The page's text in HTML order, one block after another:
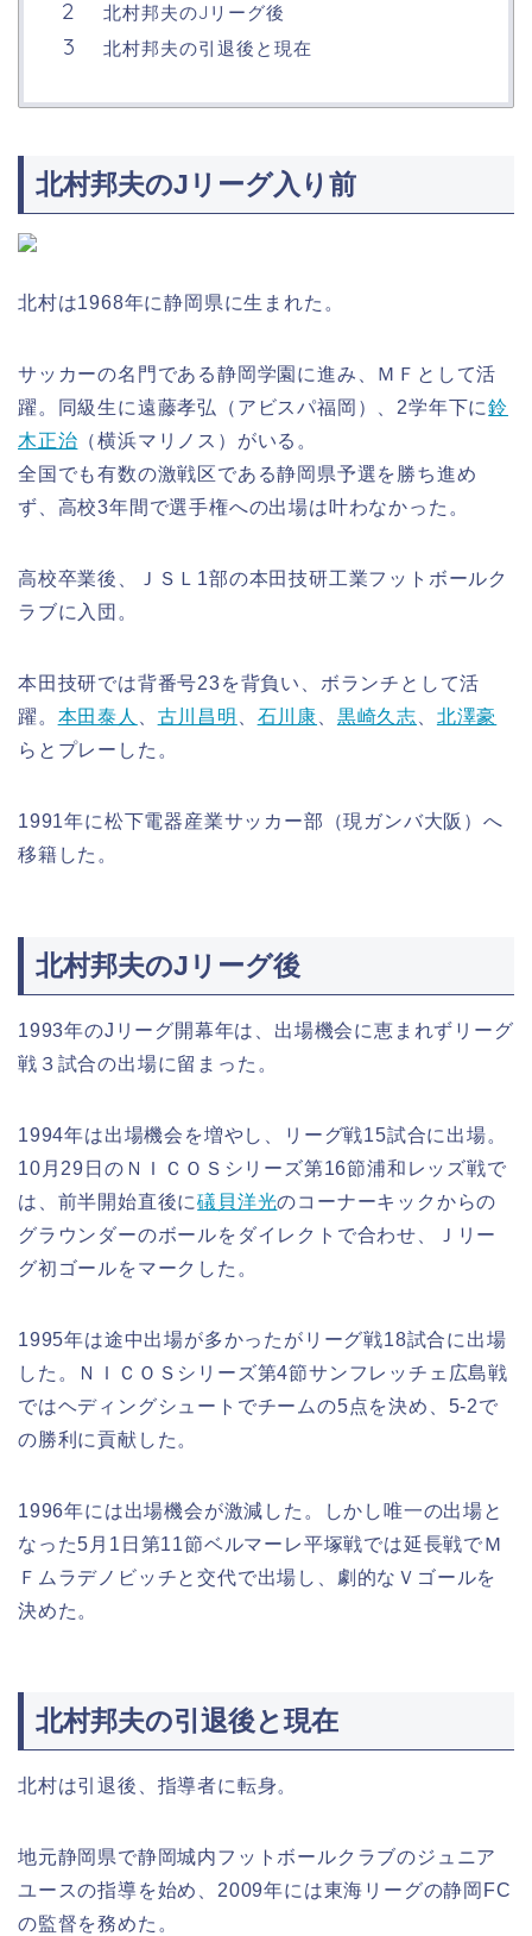
北村邦夫のJリーグ後
北村邦夫の引退後と現在
北村邦夫のJリーグ入り前
北村は1968年に静岡県に生まれた。
サッカーの名門である静岡学園に進み、ＭＦとして活
躍。同級生に遠藤孝弘（アビスパ福岡）、2学年下に鈴
木正治 （横浜マリノス）がいる。
全国でも有数の激戦区である静岡県予選を勝ち進め
ず、高校3年間で選手権への出場は叶わなかった。
高校卒業後、ＪＳＬ1部の本田技研工業フットボールク
ラブに入団。
本田技研では背番号23を背負い、ボランチとして活
躍。 本田泰人 古川昌明 石川康 黒崎久志
北澤豪
らとプレーした。
1991年に松下電器産業サッカー部（現ガンバ大阪）へ
移籍した。
北村邦夫のJリーグ後
1993年のJリーグ開幕年は、出場機会に恵まれずリーグ
戦３試合の出場に留まった。
1994年は出場機会を増やし、リーグ戦15試合に出場。
10月29日のＮＩＣＯＳシリーズ第16節浦和レッズ戦で
は、前半開始直後に礒貝洋光のコーナーキックからの
グラウンダーのボールをダイレクトで合わせ、Ｊリー
グ初ゴールをマークした。
1995年は途中出場が多かったがリーグ戦18試合に出場
した。ＮＩＣＯＳシリーズ第4節サンフレッチェ広島戦
ではヘディングシュートでチームの5点を決め、5-2で
の勝利に貢献した。
1996年には出場機会が激減した。しかし唯一の出場と
なった5月1日第11節ベルマーレ平塚戦では延長戦でＭ
Ｆムラデノビッチと交代で出場し、劇的なＶゴールを
決めた。
北村邦夫の引退後と現在
北村は引退後、指導者に転身。
地元静岡県で静岡城内フットボールクラブのジュニア
ユースの指導を始め、2009年には東海リーグの静岡FC
の監督を務めた。